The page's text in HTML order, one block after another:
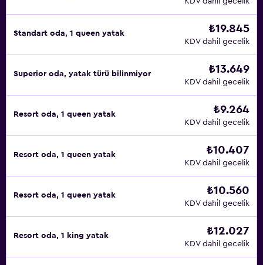
Standart oda, 1 queen yatak ₺19.845
KDV dahil gecelik
Superior oda, yatak türü bilinmiyor ₺13.649
KDV dahil gecelik
Resort oda, 1 queen yatak ₺9.264
KDV dahil gecelik
Resort oda, 1 queen yatak ₺10.407
KDV dahil gecelik
Resort oda, 1 queen yatak ₺10.560
KDV dahil gecelik
Resort oda, 1 king yatak ₺12.027
KDV dahil gecelik